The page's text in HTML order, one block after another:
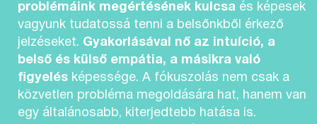
problémáink megértésének kulcsa és képesek
vagyunk tudatossá tenni a belsőnkből érkező
jelzéseket. Gyakorlásával nő az intuíció, a
belső és külső empátia, a másikra való
figyelés képessége. A fókuszolás nem csak a
közvetlen probléma megoldására hat, hanem van
egy általánosabb, kiterjedtebb hatása is.